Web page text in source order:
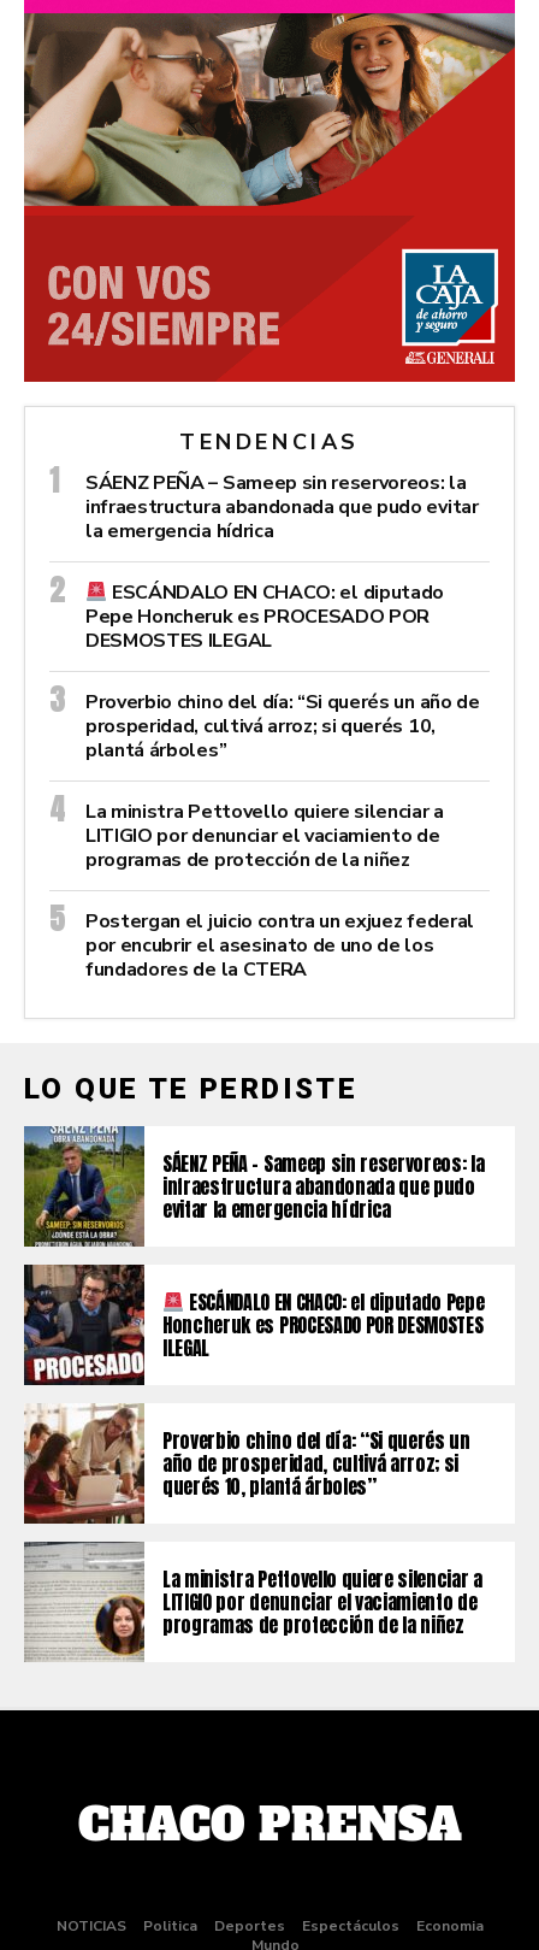
TENDENCIAS
SÁENZ PEÑA – Sameep sin reservoreos: la
infraestructura abandonada que pudo evitar
la emergencia hídrica
ESCÁNDALO EN CHACO: el diputado
Pepe Honcheruk es PROCESADO POR
DESMOSTES ILEGAL
Proverbio chino del día: “Si querés un año de
prosperidad, cultivá arroz; si querés 10,
plantá árboles”
La ministra Pettovello quiere silenciar a
LITIGIO por denunciar el vaciamiento de
programas de protección de la niñez
Postergan el juicio contra un exjuez federal
por encubrir el asesinato de uno de los
fundadores de la CTERA
LO QUE TE PERDISTE
SÁENZ PEÑA – Sameep sin reservoreos: la
infraestructura abandonada que pudo
evitar la emergencia hídrica
ESCÁNDALO EN CHACO: el diputado Pepe
Honcheruk es PROCESADO POR DESMOSTES
ILEGAL
Proverbio chino del día: “Si querés un
año de prosperidad, cultivá arroz; si
querés 10, plantá árboles”
La ministra Pettovello quiere silenciar a
LITIGIO por denunciar el vaciamiento de
programas de protección de la niñez
NOTICIAS Politica Deportes Espectáculos
Economia
Mundo